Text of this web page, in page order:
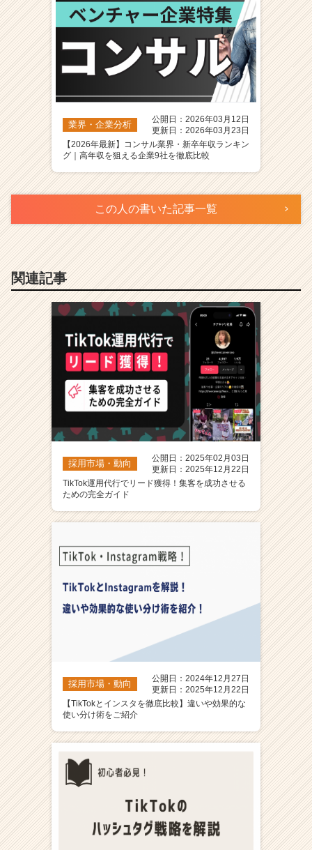
業界・企業分析
公開日：2026年03月12日
更新日：2026年03月23日
【2026年最新】コンサル業界・新卒年収ランキン
グ｜高年収を狙える企業9社を徹底比較
この人の書いた記事一覧
関連記事
採用市場・動向
公開日：2025年02月03日
更新日：2025年12月22日
TikTok運用代行でリード獲得！集客を成功させる
ための完全ガイド
採用市場・動向
公開日：2024年12月27日
更新日：2025年12月22日
【TikTokとインスタを徹底比較】違いや効果的な
使い分け術をご紹介